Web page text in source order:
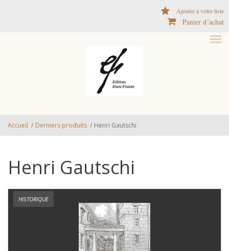
Ajouter à votre liste
Panier d´achat
Accueil / Derniers produits / Henri Gautschi
Henri Gautschi
HISTORIQUE